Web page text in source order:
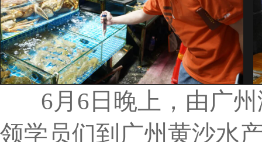
6月6日晚上，由广州
领学员们到广州黄沙水